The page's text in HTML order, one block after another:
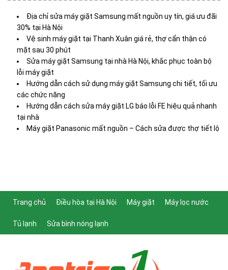
Địa chỉ sửa máy giặt Samsung mất nguồn uy tín, giá ưu đãi
30% tại Hà Nội
Vệ sinh máy giặt tại Thanh Xuân giá rẻ, thợ cẩn thận có
mặt sau 30 phút
Sửa máy giặt Samsung tại nhà Hà Nội, khắc phục toàn bộ
lỗi máy giặt
Hướng dẫn cách sử dụng máy giặt Samsung chi tiết, tối ưu
các chức năng
Hướng dẫn cách sửa máy giặt LG báo lỗi FE hiệu quả nhanh
tại nhà
Máy giặt Panasonic mất nguồn – Cách sửa được thợ tiết lộ
Trang chủ Điều hòa tại Hà Nội Máy giặt Máy lọc nước
Tủ lạnh Sửa bình nóng lạnh